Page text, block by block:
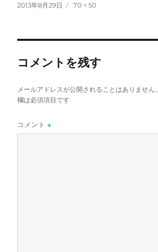
投
2013年8月29日
フ
70 × 50
コメントを残す
メールアドレスが公開されることはありません。
欄は必須項目です
コメント※